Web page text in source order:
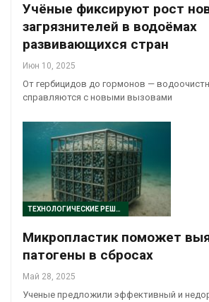
Учёные фиксируют рост
загрязнителей в водоёмах
развивающихся стран
Июн 10, 2025
От гербицидов до гормонов —
справляются с новыми вызовами
ТЕХНОЛОГИЧЕСКИЕ РЕШЕНИЯ
Микропластик поможет
патогены в сбросах
Май 28, 2025
Ученые предложили эффективный и